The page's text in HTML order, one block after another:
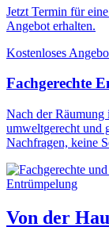
Jetzt Termin für
Angebot erhalten.
Kostenloses
Fachgerechte
Nach der
umweltgerecht und
Nachfragen, keine
Von der